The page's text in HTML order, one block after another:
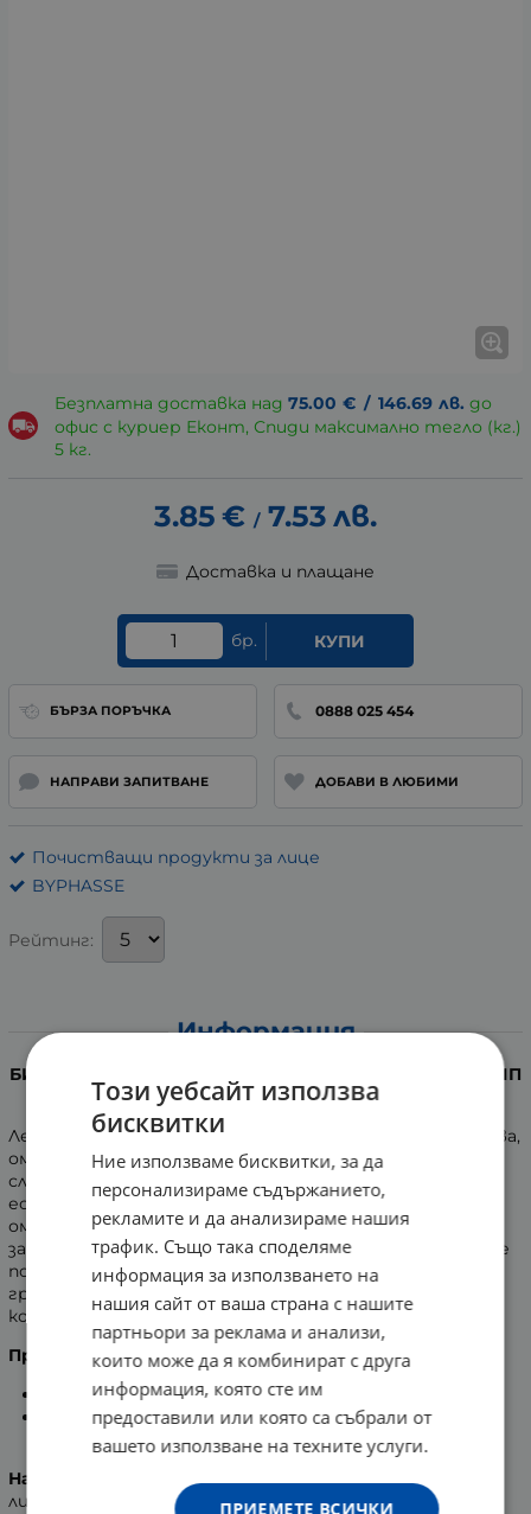
Безплатна доставка над 75.00 € / 146.69 лв. до
офис с куриер Еконт, Спиди максимално тегло (кг.)
5 кг.
3.85 € / 7.53 лв.
Доставка и плащане
бр. КУПИ
БЪРЗА ПОРЪЧКА 0888 025 454
НАПРАВИ ЗАПИТВАНЕ ДОБАВИ В ЛЮБИМИ
Почистващи продукти за лице
BYPHASSE
Рейтинг:
Информация
БИФАС ТОНИК ЗА ЛИЦЕ С РОЗОВА ВОДА ЗА ВСЕКИ ТИП
КОЖА 500 мл.
Лек тоник за лице, с розова вода, без алкохол. Почиства,
омекотява и придава свеж и сияен вид. Изчиства
следите от грим и стимулира кожата, поддържа
естественото ниво на рН. Формулата с розова вода
омекотява и премахва последните примеси от
замърсяване и макиаж. Не дразни кожата. Лицето Ви е
подготвено за следващата стъпка в ежедневната
грижа. Дерматологично тестван. За всички типове
кожа.
Предимства:
голяма опаковка;
специална формула с розова вода за по - голяма
мекота.
Начин на употреба
: С памучен тампон нанесете на
лицето, контура на очите и шията след сваляне на
Този уебсайт използва
бисквитки
Ние използваме бисквитки, за да
персонализираме съдържанието,
рекламите и да анализираме нашия
трафик. Също така споделяме
информация за използването на
нашия сайт от ваша страна с нашите
партньори за реклама и анализи,
които може да я комбинират с друга
информация, която сте им
предоставили или която са събрали от
вашето използване на техните услуги.
ПРИЕМЕТЕ ВСИЧКИ